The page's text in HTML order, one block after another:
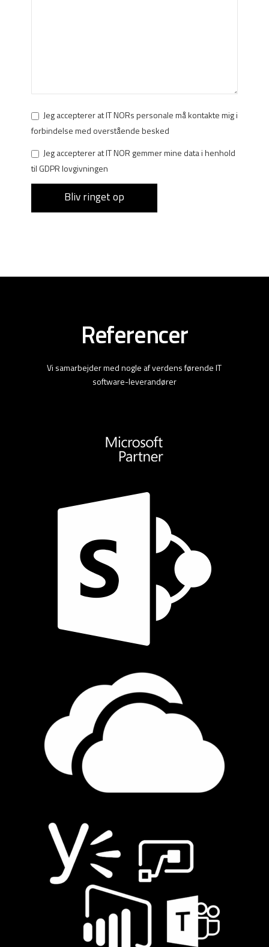
Jeg accepterer at IT NORs personale må kontakte mig i
forbindelse med overstående besked
Jeg accepterer at IT NOR gemmer mine data i henhold
til GDPR lovgivningen
Referencer
Vi samarbejder med nogle af verdens førende IT
software-leverandører